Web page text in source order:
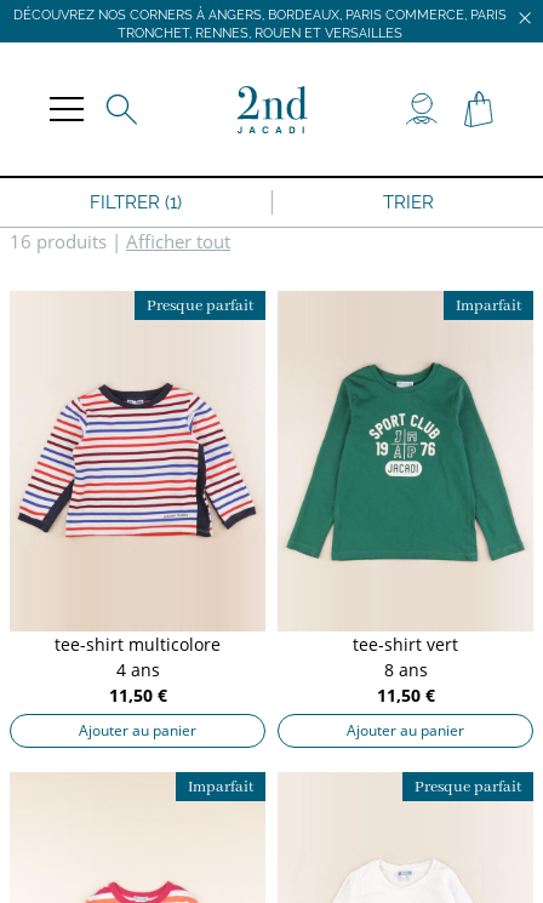
DÉCOUVREZ NOS CORNERS À ANGERS, BORDEAUX, PARIS COMMERCE, PARIS
TRONCHET, RENNES, ROUEN ET VERSAILLES
DÉCOUVREZ NOS CORNERS À ANGERS, BORDEAUX, PARIS COMMERCE, PARIS
TRONCHET, RENNES, ROUEN ET VERSAILLES
FILTRER (1) TRIER
16 produits | Afficher tout
Presque parfait
tee-shirt multicolore
4 ans
11,50 €
Ajouter au panier
Imparfait
tee-shirt vert
8 ans
11,50 €
Ajouter au panier
Imparfait Presque parfait